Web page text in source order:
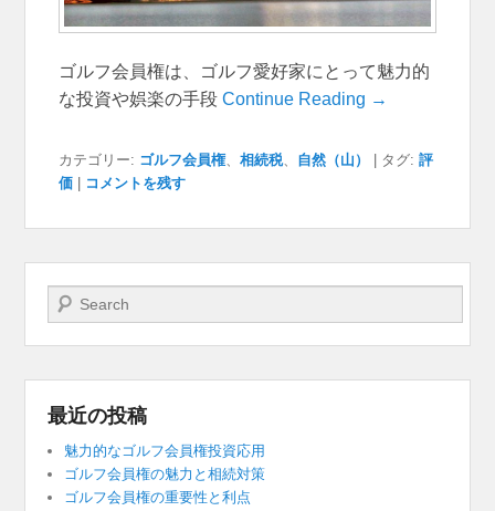
ゴルフ会員権は、ゴルフ愛好家にとって魅力的
な投資や娯楽の手段Continue Reading →
カテゴリー: ゴルフ会員権、相続税、 自然（山） タグ: 評
価
コメントを残す
検索開始
最近の投稿
魅力的なゴルフ会員権投資応用
ゴルフ会員権の魅力と相続対策
ゴルフ会員権の重要性と利点